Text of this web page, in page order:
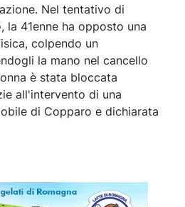
Nel tentativo di
la 41enne ha opposto una
colpendo un
la mano nel cancello
è stata bloccata
all'intervento di una
di Copparo e dichiarata